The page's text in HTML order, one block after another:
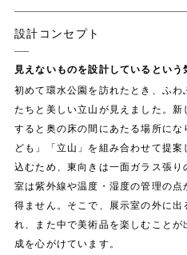
設計コンセプト
見えないものを設計しているとい
初めて環水公園を訪れたとき、ふ
たちと美しい立山が見えました。
すると奥の床の間にあたる場所に
ども」「立山」を組み合わせて提
込むため、東向きは一面ガラス張
室は紫外線や温度・湿度の管理の
得ません。そこで、展示室の外に
れ、また中で美術品を楽しむこと
成を心がけています。